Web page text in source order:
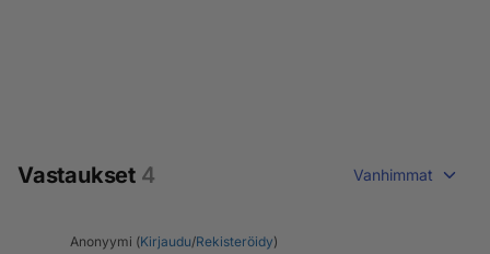
Vastaukset 4 Vanhimmat
Anonyymi (Kirjaudu/Rekisteröidy)